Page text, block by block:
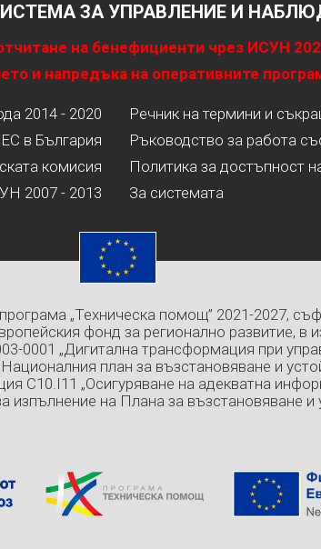
ЗА УПРАВЛЕНИЕ И
на бенефициенти чрез ИСУН
и напредъка на оперативните
2014 - 2020
в България
комисия
2007 - 2013
Речник на термини и
Ръководство за работа
Политика за достъпност
За системата
„Техническа помощ” 2021-2027,
фонд за регионално развитие, в
0001 „Дигитална трансформация при
план за възстановяване и
C10.I11 „Осигуряване на адекватна
изпълнение на Плана за възстановяване и